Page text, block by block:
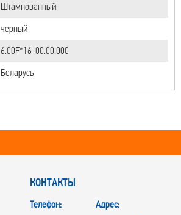
Штампованный
черный
6.00F*16-00.00.000
Беларусь
КОНТАКТЫ
Телефон:
Адрес: